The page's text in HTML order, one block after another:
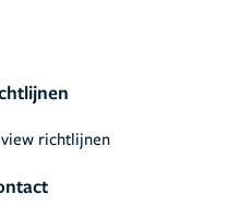
richtlijnen